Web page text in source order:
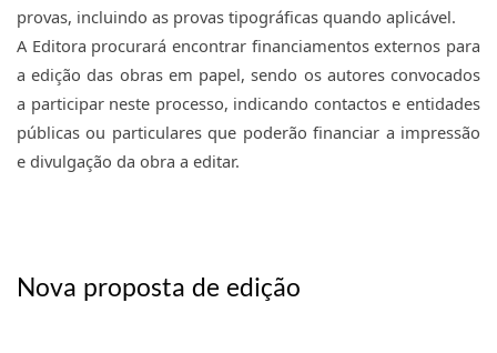
A Editora procurará encontrar financiamentos externos para
a edição das obras em papel, sendo os autores convocados
a participar neste processo, indicando contactos e entidades
públicas ou particulares que poderão financiar a impressão
e divulgação da obra a editar.
Nova proposta de edição